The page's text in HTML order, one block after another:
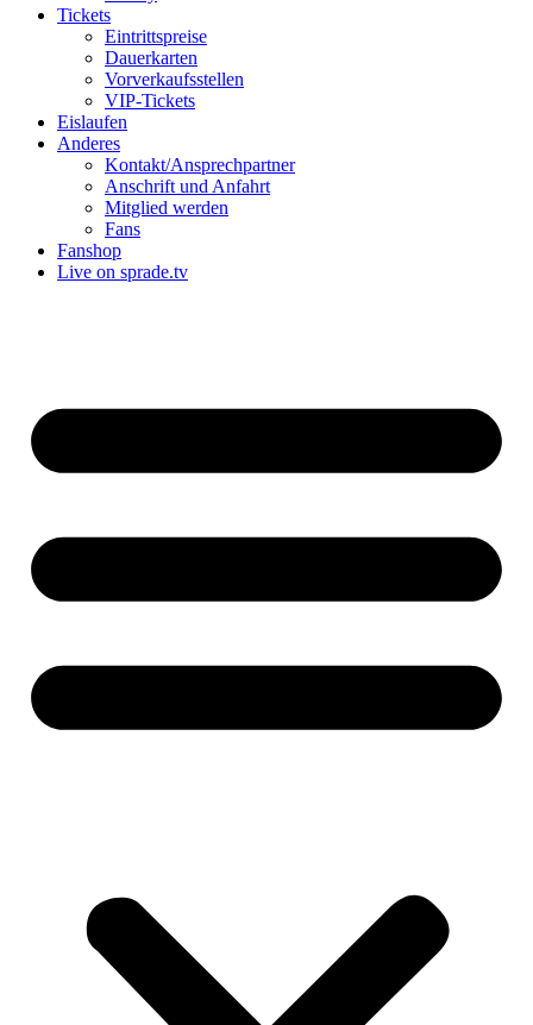
Tickets
Eintrittspreise
Dauerkarten
Vorverkaufsstellen
VIP-Tickets
Eislaufen
Anderes
Kontakt/Ansprechpartner
Anschrift und Anfahrt
Mitglied werden
Fans
Fanshop
Live on sprade.tv